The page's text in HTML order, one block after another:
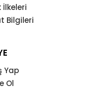
İlkeleri
Bilgileri
Yap
Ol